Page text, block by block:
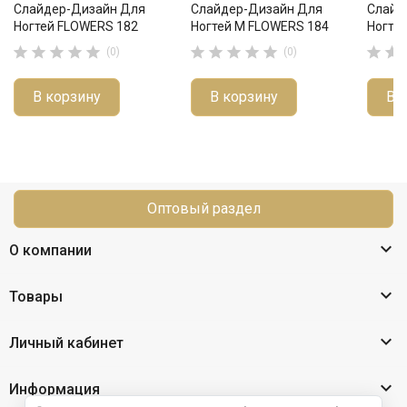
Слайдер-Дизайн Для
Ногтей FLOWERS 182
     (0)
В корзину
Слайдер-Дизайн Для
Ногтей М FLOWERS 184
     (0)
В корзину
 
В
Оптовый раздел
О компании 
Товары 
Личный кабинет 
Информация 